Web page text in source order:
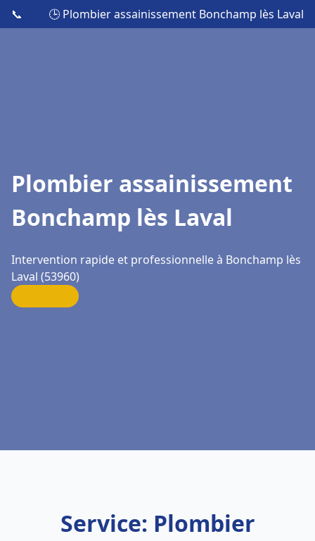
📞 🕒 Plombier assainissement Bonchamp lès Laval
Plombier assainissement
Bonchamp lès Laval
Intervention rapide et professionnelle à Bonchamp lès
Laval (53960)
Service: Plombier